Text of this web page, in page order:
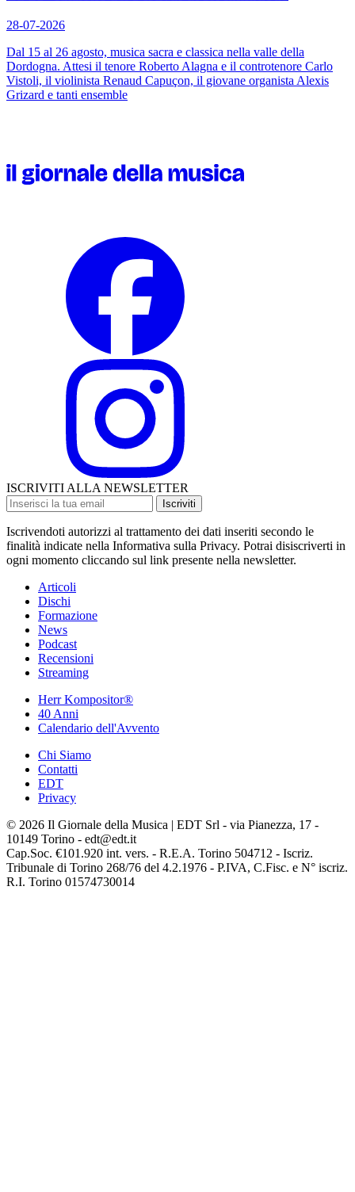
28-07-2026
Dal 15 al 26 agosto, musica sacra e classica nella valle della
Dordogna. Attesi il tenore Roberto Alagna e il controtenore Carlo
Vistoli, il violinista Renaud Capuçon, il giovane organista Alexis
Grizard e tanti ensemble
ISCRIVITI ALLA NEWSLETTER
Iscriviti
Iscrivendoti autorizzi al trattamento dei dati inseriti secondo le
finalità indicate nella Informativa sulla Privacy. Potrai disiscriverti in
ogni momento cliccando sul link presente nella newsletter.
Articoli
Dischi
Formazione
News
Podcast
Recensioni
Streaming
Herr Kompositor®
40 Anni
Calendario dell'Avvento
Chi Siamo
Contatti
EDT
Privacy
© 2026 Il Giornale della Musica | EDT Srl - via Pianezza, 17 -
10149 Torino - edt@edt.it
Cap.Soc. €101.920 int. vers. - R.E.A. Torino 504712 - Iscriz.
Tribunale di Torino 268/76 del 4.2.1976 - P.IVA, C.Fisc. e N° iscriz.
R.I. Torino 01574730014